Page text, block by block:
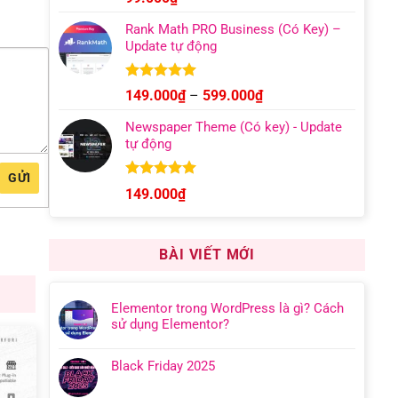
GỬI
hạng 4.95
5 sao
Rank Math PRO Business (Có Key) –
Update tự động
Được xếp
hạng 5.00
5 sao
149.000₫ – 599.000₫Khoảng
từ
Newspaper Theme (Có key) - Update
tự động
Được xếp
hạng4.92
149.000₫
BÀI VIẾT MỚI
Elementor trong WordPress là gì? Cách
sử dụng Elementor?
Black Friday 2025